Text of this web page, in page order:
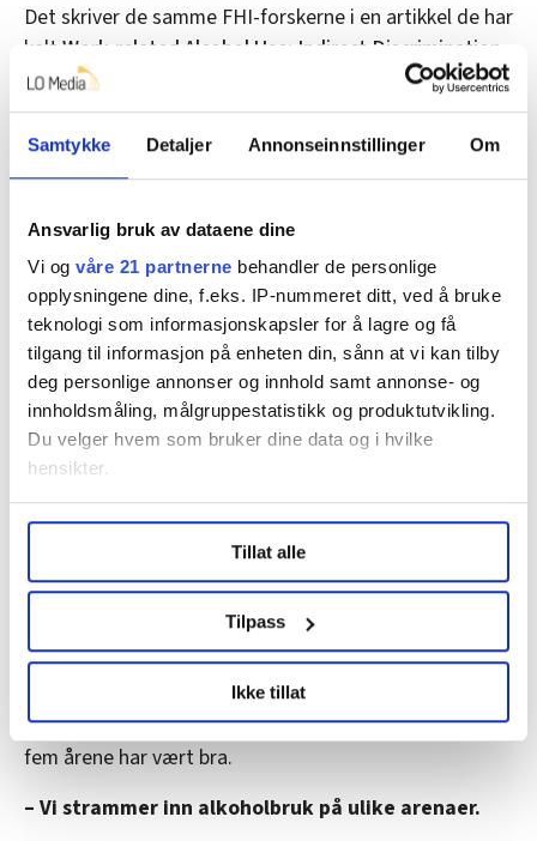
Samtykke Detaljer Annonseinnstillinger Om
Ansvarlig bruk av dataene dine
Vi og våre 21 partnerne behandler de personlige
opplysningene dine, f.eks. IP-nummeret ditt, ved å bruke
teknologi som informasjonskapsler for å lagre og få
tilgang til informasjon på enheten din, sånn at vi kan tilby
deg personlige annonser og innhold samt annonse- og
innholdsmåling, målgruppestatistikk og produktutvikling.
Du velger hvem som bruker dine data og i hvilke
hensikter.
Undermer infokan du lese om hvordan dine personlige
data behandles og hvordan du kan velge hvordan de skal
brukes. Du kan hele tiden endre eller trekke tilbake ditt
samtykke fra erklæringen om informasjonskapsler.
LO Medias publikasjoner frifagbevegelse.no, hk-nytt.no
og fontene.no bruker informasjonskapsler (cookies) for å
lære hvordan våre nettsider blir brukt slik at vi tilby
relevant innhold, tilpassede annonser og utarbeide
Vi deler bare informasjon om hvordan du bruker
Tillat alle
Tilpass
Ikke tillat
Det skriver de samme FHI-forskerne i en artikkel de har
kalt Work-related Alcohol Use: Indirect Discrimination
of Religious Minorities?
– Religion er bare én av mange forklaringer.
– Vi strammer inn
Mer enn hver tiende arbeidstaker opplever
drikkepress i jobbsammenheng, ifølge
forskningen fra FHI.
Unge tillitsvalgte har snakket omen mulig usunn
drikkekultur i fagbevegelsen
LO-sekretær Kristin Sæther følger opp:
– Det første jeg gjorde som leder i Fagforbundet i
Trondheim, var å sørge for null alkoholservering
for medlemmenes penger.
Det syns Sæther forbundene også skal praktisere.
Hun mener utviklingen i fagbevegelsen de siste tre til
fem årene har vært bra.
– Vi strammer inn alkoholbruk på ulike arenaer.